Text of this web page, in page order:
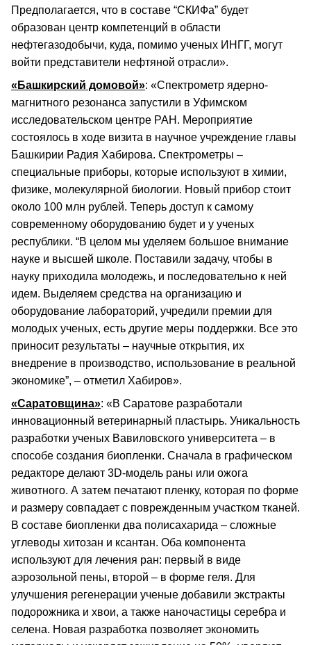
Предполагается, что в составе “СКИФа” будет
образован центр компетенций в области
нефтегазодобычи, куда, помимо ученых ИНГГ, могут
войти представители нефтяной отрасли».
«Башкирский домовой»: «Спектрометр ядерно-
магнитного резонанса запустили в Уфимском
исследовательском центре РАН. Мероприятие
состоялось в ходе визита в научное учреждение главы
Башкирии Радия Хабирова. Спектрометры –
специальные приборы, которые используют в химии,
физике, молекулярной биологии. Новый прибор стоит
около 100 млн рублей. Теперь доступ к самому
современному оборудованию будет и у ученых
республики. “В целом мы уделяем большое внимание
науке и высшей школе. Поставили задачу, чтобы в
науку приходила молодежь, и последовательно к ней
идем. Выделяем средства на организацию и
оборудование лабораторий, учредили премии для
молодых ученых, есть другие меры поддержки. Все это
приносит результаты – научные открытия, их
внедрение в производство, использование в реальной
экономике”, – отметил Хабиров».
«Саратовщина»: «В Саратове разработали
инновационный ветеринарный пластырь. Уникальность
разработки ученых Вавиловского университета – в
способе создания биопленки. Сначала в графическом
редакторе делают 3D-модель раны или ожога
животного. А затем печатают пленку, которая по форме
и размеру совпадает с поврежденным участком тканей.
В составе биопленки два полисахарида – сложные
углеводы хитозан и ксантан. Оба компонента
используют для лечения ран: первый в виде
аэрозольной пены, второй – в форме геля. Для
улучшения регенерации ученые добавили экстракты
подорожника и хвои, а также наночастицы серебра и
селена. Новая разработка позволяет экономить